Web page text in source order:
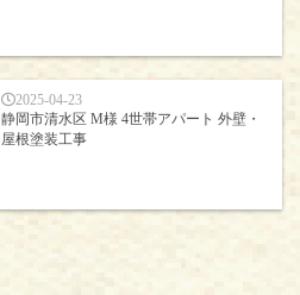
2025-04-23
静岡市清水区 M様 4世帯アパート 外壁・
屋根塗装工事